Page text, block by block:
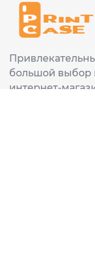
большой выбор
интернет-